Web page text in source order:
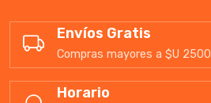
Envíos Gratis
Compras mayores a $U 2500
Horario